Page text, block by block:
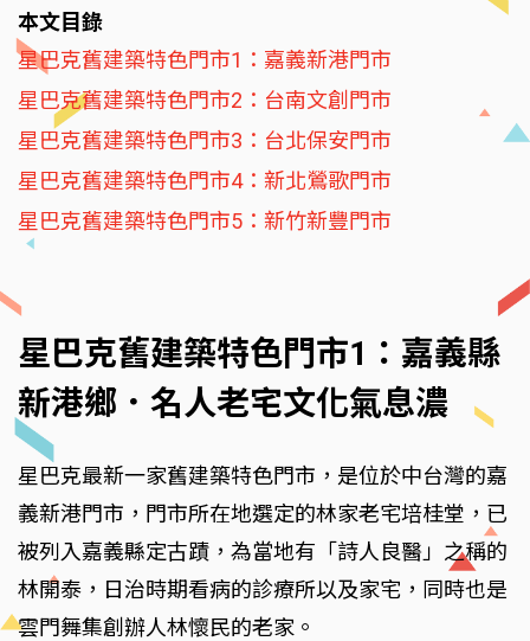
本文目錄
星巴克舊建築特色門市1：嘉義新港門市
星巴克舊建築特色門市2：台南文創門市
星巴克舊建築特色門市3：台北保安門市
星巴克舊建築特色門市4：新北鶯歌門市
星巴克舊建築特色門市5：新竹新豐門市
星巴克舊建築特色門市1：嘉義縣
新港鄉．名人老宅文化氣息濃
星巴克最新一家舊建築特色門市，是位於中台灣的嘉
義新港門市，門市所在地選定的林家老宅培桂堂，已
被列入嘉義縣定古蹟，為當地有「詩人良醫」之稱的
林開泰，日治時期看病的診療所以及家宅，同時也是
雲門舞集創辦人林懷民的老家。